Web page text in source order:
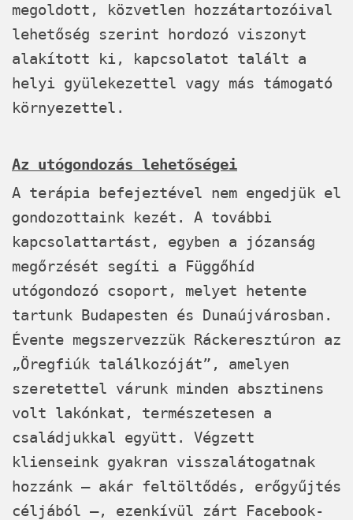
megoldott, közvetlen hozzátartozóival
lehetőség szerint hordozó viszonyt
alakított ki, kapcsolatot talált a
helyi gyülekezettel vagy más támogató
környezettel.
Az utógondozás lehetőségei
A terápia befejeztével nem engedjük el
gondozottaink kezét. A további
kapcsolattartást, egyben a józanság
megőrzését segíti a Függőhíd
utógondozó csoport, melyet hetente
tartunk Budapesten és Dunaújvárosban.
Évente megszervezzük Ráckeresztúron az
„Öregfiúk találkozóját”, amelyen
szeretettel várunk minden absztinens
volt lakónkat, természetesen a
családjukkal együtt. Végzett
klienseink gyakran visszalátogatnak
hozzánk – akár feltöltődés, erőgyűjtés
céljából –, ezenkívül zárt Facebook-